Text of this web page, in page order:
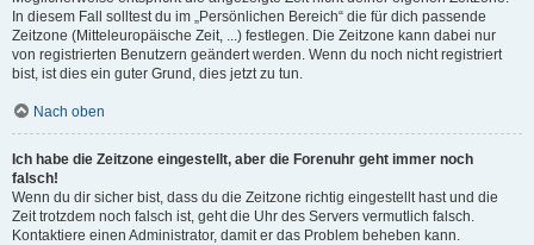
In diesem Fall solltest du im „Persönlichen Bereich“ die für dich passende
Zeitzone (Mitteleuropäische Zeit, ...) festlegen. Die Zeitzone kann dabei nur
von registrierten Benutzern geändert werden. Wenn du noch nicht registriert
bist, ist dies ein guter Grund, dies jetzt zu tun.
Nach oben
Ich habe die Zeitzone eingestellt, aber die Forenuhr geht immer noch
falsch!
Wenn du dir sicher bist, dass du die Zeitzone richtig eingestellt hast und die
Zeit trotzdem noch falsch ist, geht die Uhr des Servers vermutlich falsch.
Kontaktiere einen Administrator, damit er das Problem beheben kann.